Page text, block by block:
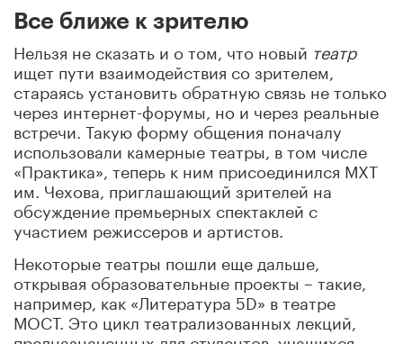
Все ближе к зрителю
Нельзя не сказать и о том, что новый театр
ищет пути взаимодействия со зрителем,
стараясь установить обратную связь не только
через интернет-форумы, но и через реальные
встречи. Такую форму общения поначалу
использовали камерные театры, в том числе
«Практика», теперь к ним присоединился МХТ
им. Чехова, приглашающий зрителей на
обсуждение премьерных спектаклей с
участием режиссеров и артистов.
Некоторые театры пошли еще дальше,
открывая образовательные проекты – такие,
например, как «Литература 5D» в театре
МОСТ. Это цикл театрализованных лекций,